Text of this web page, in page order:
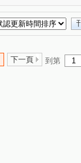
(1) 頭興街(1)
福
下一頁 到第